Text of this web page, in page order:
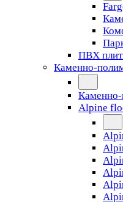
ПВХ
Каменно-
Каменно-
Alpine